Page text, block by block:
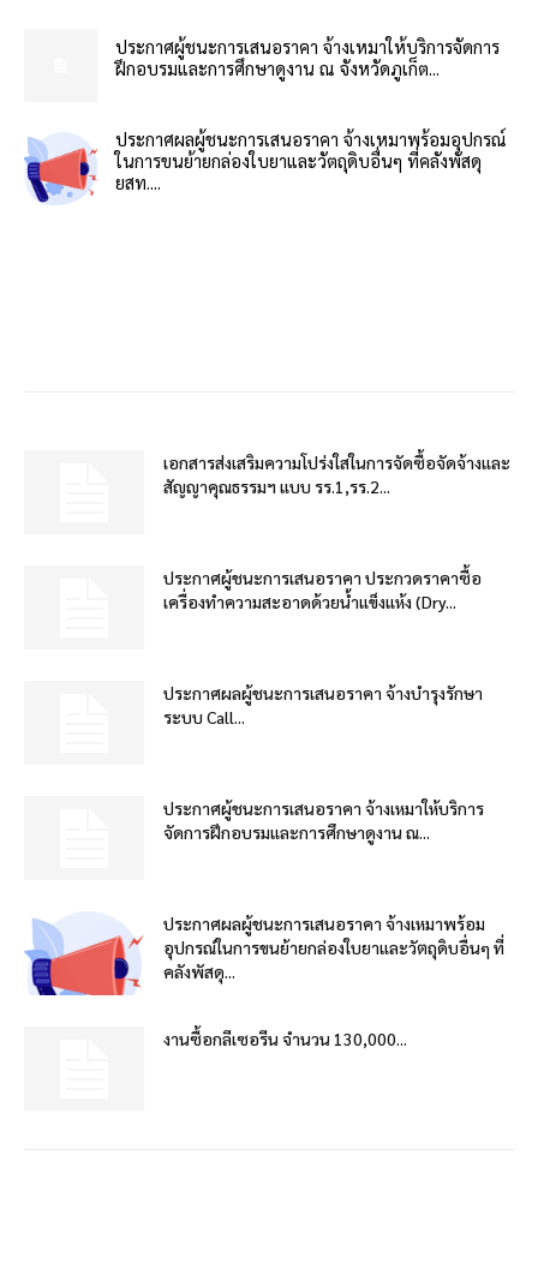
ประกาศผู้ชนะการเสนอราคา จ้างเหมาให้บริการจัดการ
ฝึกอบรมและการศึกษาดูงาน ณ จังหวัดภูเก็ต...
ประกาศผลผู้ชนะการเสนอราคา จ้างเหมาพร้อมอุปกรณ์
ในการขนย้ายกล่องใบยาและวัตถุดิบอื่นๆ ที่คลังพัสดุ
ยสท....
เอกสารส่งเสริมความโปร่งใสในการจัดซื้อจัดจ้างและ
สัญญาคุณธรรมฯ แบบ รร.1,รร.2...
ประกาศผู้ชนะการเสนอราคา ประกวดราคาซื้อ
เครื่องทำความสะอาดด้วยน้ำแข็งแห้ง (Dry...
ประกาศผลผู้ชนะการเสนอราคา จ้างบำรุงรักษา
ระบบ Call...
ประกาศผู้ชนะการเสนอราคา จ้างเหมาให้บริการ
จัดการฝึกอบรมและการศึกษาดูงาน ณ...
ประกาศผลผู้ชนะการเสนอราคา จ้างเหมาพร้อม
อุปกรณ์ในการขนย้ายกล่องใบยาและวัตถุดิบอื่นๆ ที่
คลังพัสดุ...
งานซื้อกลีเซอรีน จำนวน 130,000...